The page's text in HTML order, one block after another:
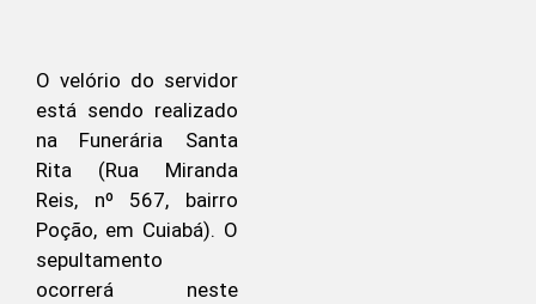
O velório do servidor
está sendo realizado
na Funerária Santa
Rita (Rua Miranda
Reis, nº 567, bairro
Poção, em Cuiabá). O
sepultamento
ocorrerá neste